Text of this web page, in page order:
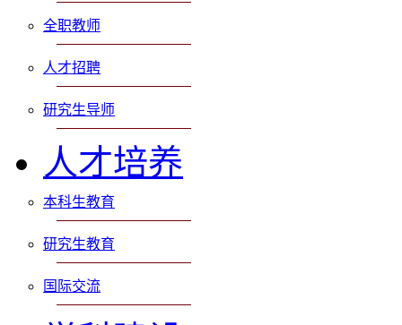
全职教师
人才招聘
研究生导师
人才培养
本科生教育
研究生教育
国际交流